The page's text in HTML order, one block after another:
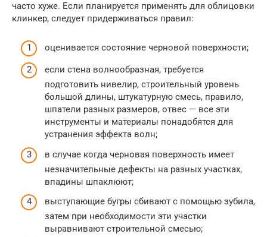
часто хуже. Если планируется применять для облицовки
клинкер, следует придерживаться правил:
оценивается состояние черновой поверхности;
если стена волнообразная, требуется
подготовить нивелир, строительный уровень
большой длины, штукатурную смесь, правило,
шпатели разных размеров, отвес — все эти
инструменты и материалы понадобятся для
устранения эффекта волн;
в случае когда черновая поверхность имеет
незначительные дефекты на разных участках,
впадины шпаклюют;
выступающие бугры сбивают с помощью зубила,
затем при необходимости эти участки
выравнивают строительной смесью;